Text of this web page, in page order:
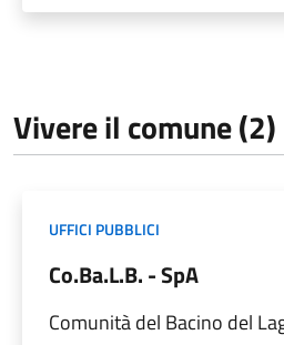
Vivere il comune (2)
UFFICI PUBBLICI
Co.Ba.L.B. - SpA
Comunità del Bacino del